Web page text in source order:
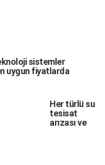
sistemler
uygun fiyatlarda
Her türlü su
tesisat
arızasıve